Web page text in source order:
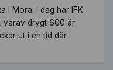
i Mora. I dag har IFK
varav drygt 600 är
ut i en tid där